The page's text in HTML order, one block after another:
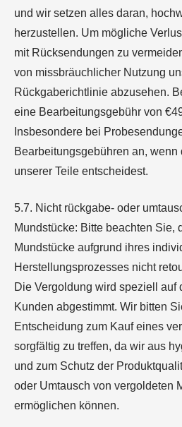
und wir setzen alles daran,
herzustellen. Um mögliche
mit Rücksendungen zu
von missbräuchlicher Nutzung
Rückgaberichtlinie abzusehen.
eine Bearbeitungsgebühr von €
Insbesondere bei
Bearbeitungsgebühren an, wenn
unserer Teile entscheidest.
5.7. Nicht rückgabe- oder
Mundstücke: Bitte beachten Sie,
Mundstücke aufgrund ihres
Herstellungsprozesses nicht
Die Vergoldung wird speziell auf
Kunden abgestimmt. Wir bitten
Entscheidung zum Kauf eines
sorgfältig zu treffen, da wir aus
und zum Schutz der
oder Umtausch von vergoldeten
ermöglichen können.